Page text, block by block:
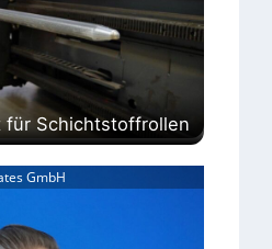
für Schichtstoffrollen
GmbH